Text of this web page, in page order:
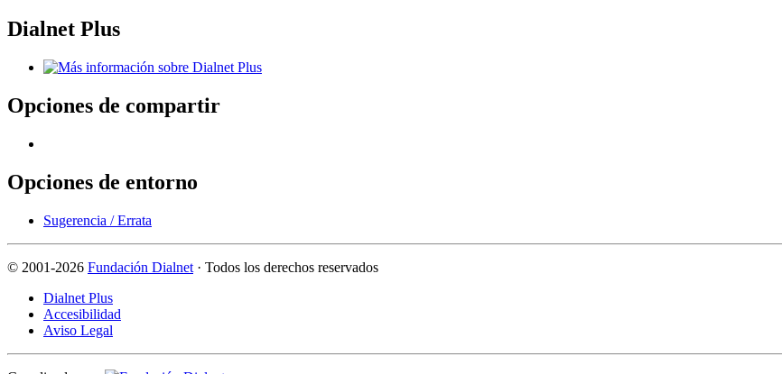
Dialnet Plus
Opciones de compartir
Opciones de entorno
Sugerencia / Errata
© 2001-2026 Fundación Dialnet · Todos los derechos reservados
Dialnet Plus
Accesibilidad
Aviso Legal